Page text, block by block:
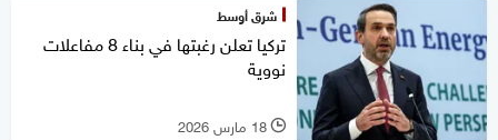
شرق أوسط
تركيا تعلن رغبتها في بناء 8 مفاعلات
نووية
l 18 مارس 2026